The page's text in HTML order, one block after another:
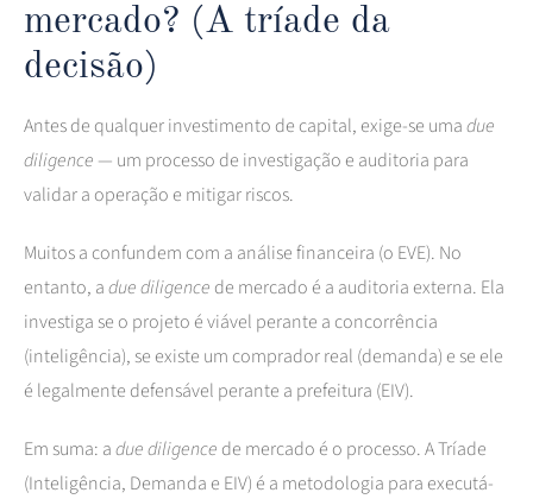
mercado? (A tríade da
decisão)
Antes de qualquer investimento de capital, exige-se umadue
diligence — um processo de investigação e auditoria para
validar a operação e mitigar riscos.
Muitos a confundem com a análise financeira (o EVE). No
entanto, adue diligence de mercado é a auditoria externa. Ela
investiga se o projeto é viável perante a concorrência
(inteligência), se existe um comprador real (demanda) e se ele
é legalmente defensável perante a prefeitura (EIV).
Em suma: adue diligence de mercado é o processo. A Tríade
(Inteligência, Demanda e EIV) é a metodologia para executá-